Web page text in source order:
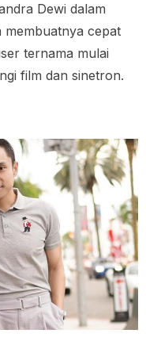
Dewi dalam
membuatnya cepat
ternama mulai
film dan sinetron.